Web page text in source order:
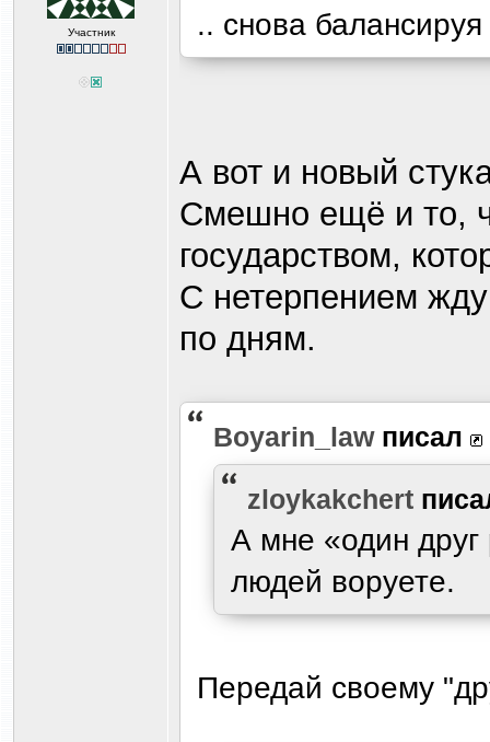
Участник .. снова
А вот и новый
Смешно ещё и то,
государством,
С нетерпением
по дням.
Boyarin_lawписал
zloykakchert
А мне «один друг
людей воруете.
Передай своему